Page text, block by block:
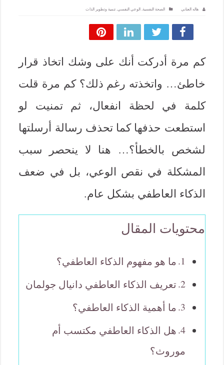
هاله العناني الصحة النفسية ,الوعي النفسي ,تنمية وتطوير الذات
كم مرة أدركت أنك على وشك اتخاذ قرار
خاطئ… واتخذته رغم ذلك؟ كم مرة قلت
كلمة في لحظة انفعال، ثم تمنيت لو
استطعت حذفها كما تحذف رسالة أرسلتها
لشخص بالخطأ؟… هنا لا ينحصر سبب
المشكلة في نقص الوعي، بل في ضعف
الذكاء العاطفي بشكل عام.
محتويات المقال
ما هو مفهوم الذكاء العاطفي؟
تعريف الذكاء العاطفي دانيال جولمان
ما أهمية الذكاء العاطفي؟
هل الذكاء العاطفي مكتسب أم
موروث؟